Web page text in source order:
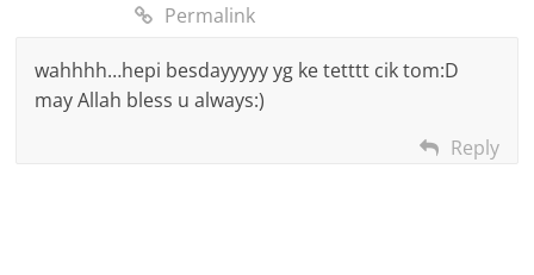
Permalink
wahhhh…hepi besdayyyyy yg ke tetttt cik tom:D
may Allah bless u always:)
Reply